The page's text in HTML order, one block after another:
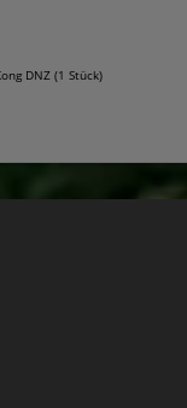
DNZ (1 Stück)